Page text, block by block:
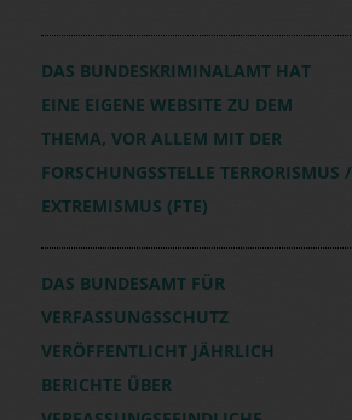
DAS BUNDESKRIMINALAMT HAT
EINE EIGENE WEBSITE ZU DEM
THEMA, VOR ALLEM MIT DER
FORSCHUNGSSTELLE TERRORISMUS /
EXTREMISMUS (FTE)
DAS BUNDESAMT FÜR
VERFASSUNGSSCHUTZ
VERÖFFENTLICHT JÄHRLICH
BERICHTE ÜBER